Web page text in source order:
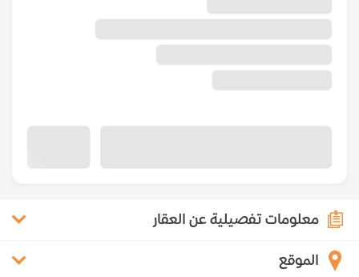
معلومات تفصيلية عن العقار
الموقع